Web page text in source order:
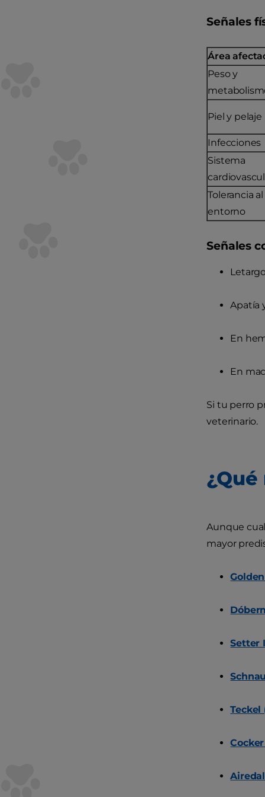
Señales
Área
Peso y
Piel y pelaje
Infecciones
Sistema
Tolerancia al
entorno
Señales
Apatía
En
En
Si tu perro
veterinario.
Aunque
mayor
Setter
Teckel